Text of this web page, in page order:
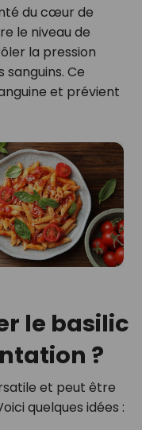
du cœur de
le niveau de
la pression
Ce
et prévient
le basilic
?
et peut être
quelques idées :